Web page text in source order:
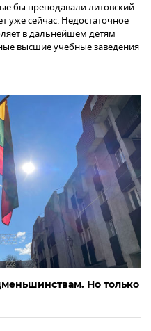
бы преподавали литовский
уже сейчас. Недостаточное
в дальнейшем детям
высшие учебные заведения
Но только